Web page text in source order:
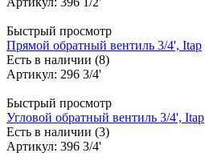
Быстрый просмотр
Прямой обратный вентиль 3/4', Itap
Есть в наличии (8)
Артикул: 296 3/4'
Быстрый просмотр
Угловой обратный вентиль 3/4', Itap
Есть в наличии (3)
Артикул: 396 3/4'